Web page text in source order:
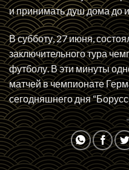
и принимать душ дома до
В субботу, 27 июня,
заключительного тура
футболу. В эти минуты
матчей в чемпионате
сегодняшнего дня